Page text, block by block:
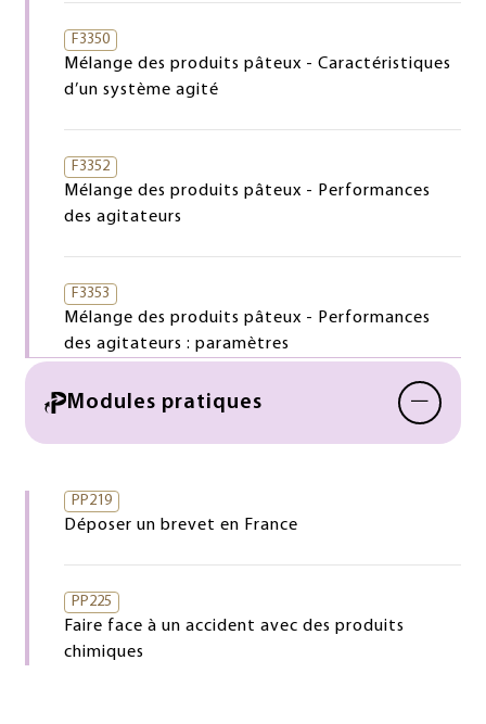
F3350
Mélange des produits pâteux - Caractéristiques
d’un système agité
F3352
Mélange des produits pâteux - Performances
des agitateurs
F3353
Mélange des produits pâteux - Performances
des agitateurs : paramètres
Modules pratiques −
PP219
Déposer un brevet en France
PP225
Faire face à un accident avec des produits
chimiques